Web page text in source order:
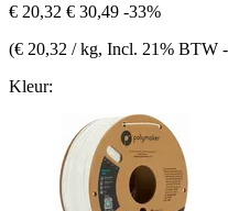
€ 20,32 € 30,49 -33%
(€ 20,32 / kg, Incl. 21% BTW -
Kleur: